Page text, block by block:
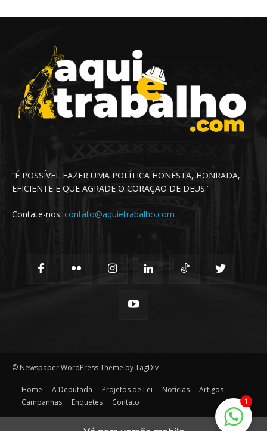
“É POSSÍVEL FAZER UMA POLÍTICA HONESTA, HONRADA,
EFICIENTE E QUE AGRADE O CORAÇÃO DE DEUS.”
Contate-nos: contato@aquietrabalho.com
© Newspaper WordPress Theme by TagDiv
Home A Deputada Projetos de Lei Notícias
Artigos
Campanhas
Enquetes Contato 1